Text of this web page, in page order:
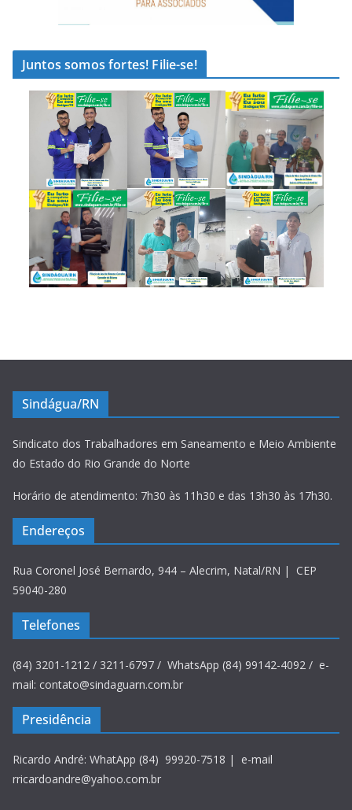
Juntos somos fortes! Filie-se!
Sindágua/RN
Sindicato dos Trabalhadores em Saneamento e Meio Ambiente
do Estado do Rio Grande do Norte
Horário de atendimento: 7h30 às 11h30 e das 13h30 às 17h30.
Endereços
Rua Coronel José Bernardo, 944 – Alecrim, Natal/RN | CEP
59040-280
Telefones
(84) 3201-1212 / 3211-6797 / WhatsApp (84) 99142-4092 / e-
mail: contato@sindaguarn.com.br
Presidência
Ricardo André: WhatApp (84) 99920-7518 | e-mail
rricardoandre@yahoo.com.br